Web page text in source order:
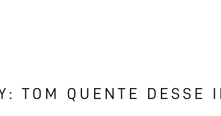
TOM QUENTE DESSE